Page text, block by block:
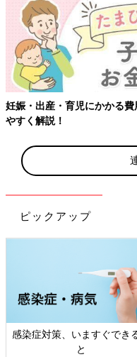
る補助金・助成金をわかり
ピックアップ
「もしものときの」赤ちゃ
家族の防災